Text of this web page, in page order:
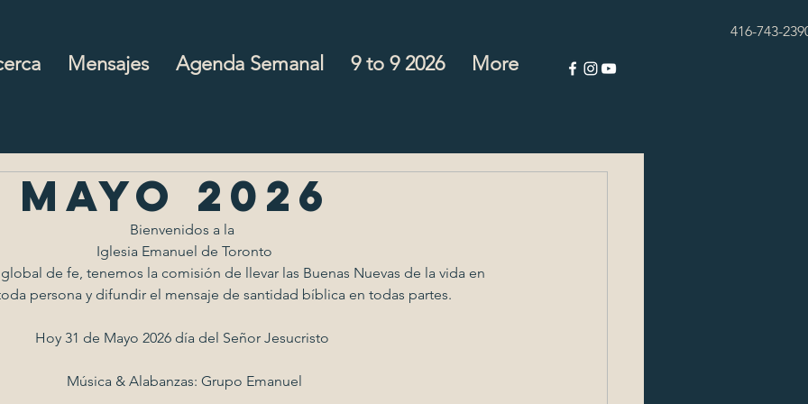
416-743-
Mensajes Agenda Semanal 9 to 9 2026 More
mayo 2026
Bienvenidos a la
Iglesia Emanuel de Toronto
de fe, tenemos la comisión de llevar las Buenas Nuevas de la vida en
persona y difundir el mensaje de santidad bíblica en todas partes.
Hoy 31 de Mayo 2026 día del Señor Jesucristo
Música & Alabanzas: Grupo Emanuel